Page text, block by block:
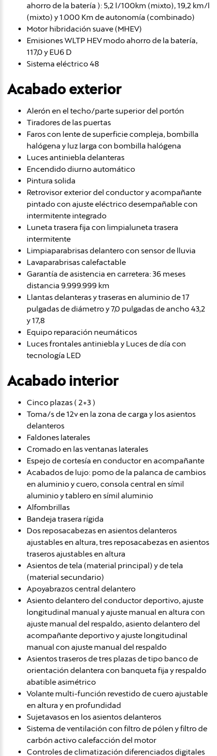
ahorro de la batería ): 5,2 l/100km (mixto), 19,2 km/l
(mixto) y 1.000 Km de autonomía (combinado)
Motor hibridación suave (MHEV)
Emisiones WLTP HEV modo ahorro de la batería,
117,0 y EU6 D
Sistema eléctrico 48
Acabado exterior
Alerón en el techo/parte superior del portón
Tiradores de las puertas
Faros con lente de superficie compleja, bombilla
halógena y luz larga con bombilla halógena
Luces antiniebla delanteras
Encendido diurno automático
Pintura solida
Retrovisor exterior del conductor y acompañante
pintado con ajuste eléctrico desempañable con
intermitente integrado
Luneta trasera fija con limpialuneta trasera
intermitente
Limpiaparabrisas delantero con sensor de lluvia
Lavaparabrisas calefactable
Garantía de asistencia en carretera: 36 meses
distancia 9.999.999 km
Llantas delanteras y traseras en aluminio de 17
pulgadas de diámetro y 7,0 pulgadas de ancho 43,2
y 17,8
Equipo reparación neumáticos
Luces frontales antiniebla y Luces de día con
tecnología LED
Acabado interior
Cinco plazas ( 2+3 )
Toma/s de 12v en la zona de carga y los asientos
delanteros
Faldones laterales
Cromado en las ventanas laterales
Espejo de cortesía en conductor en acompañante
Acabados de lujo: pomo de la palanca de cambios
en aluminio y cuero, consola central en símil
aluminio y tablero en símil aluminio
Alfombrillas
Bandeja trasera rígida
Dos reposacabezas en asientos delanteros
ajustables en altura, tres reposacabezas en asientos
traseros ajustables en altura
Asientos de tela (material principal) y de tela
(material secundario)
Apoyabrazos central delantero
Asiento delantero del conductor deportivo, ajuste
longitudinal manual y ajuste manual en altura con
ajuste manual del respaldo, asiento delantero del
acompañante deportivo y ajuste longitudinal
manual con ajuste manual del respaldo
Asientos traseros de tres plazas de tipo banco de
orientación delantera con banqueta fija y respaldo
abatible asimétrico
Volante multi-función revestido de cuero ajustable
en altura y en profundidad
Sujetavasos en los asientos delanteros
Sistema de ventilación con filtro de pólen y filtro de
carbón activo calefacción del motor
Controles de climatización diferenciados digitales